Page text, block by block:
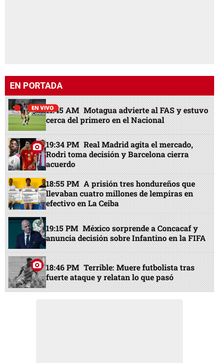
EN PORTADA
11:45 AM Motagua advierte al FAS y estuvo
cerca del primero en el Nacional
19:34 PM Real Madrid agita el mercado,
Rodri toma decisión y Barcelona cierra
acuerdo
18:55 PM A prisión tres hondureños que
llevaban cuatro millones de lempiras en
efectivo en La Ceiba
19:15 PM México sorprende a Concacaf y
anuncia decisión sobre Infantino en la FIFA
18:46 PM Terrible: Muere futbolista tras
fuerte ataque y relatan lo que pasó